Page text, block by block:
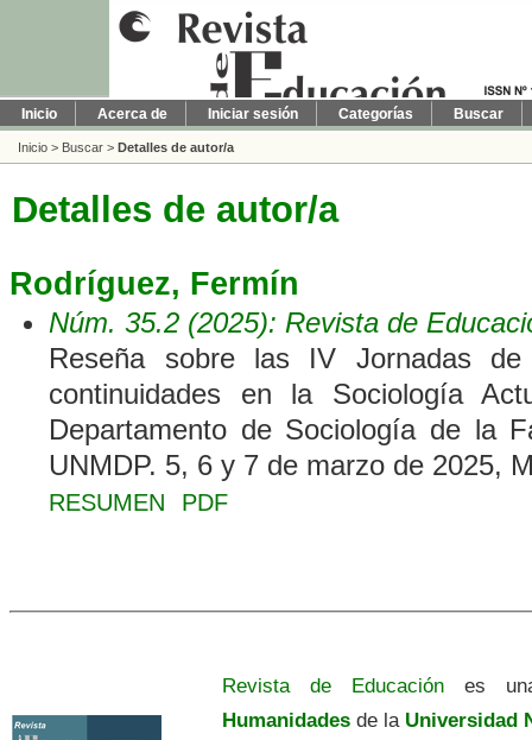
Inicio Acerca de Iniciar sesión Categorías Buscar
Inicio > Buscar > Detalles de autor/a
Detalles de autor/a
Rodríguez, Fermín
Núm. 35.2 (2025): Revista de
Reseña sobre las IV Jornadas de
continuidades en la Sociología
Departamento de Sociología de la
UNMDP. 5, 6 y 7 de marzo de 2025,
RESUMEN PDF
Revista de Educación es
Humanidades de la Universidad